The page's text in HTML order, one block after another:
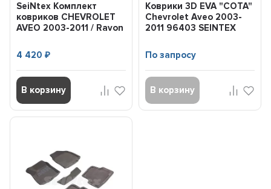
SeiNtex Комплект
ковриков CHEVROLET
AVEO 2003-2011 / Ravon
4 420₽
В корзину
Коврики 3D EVA "СОТА"
Chevrolet Aveo 2003-
2011 96403 SEINTEX
По запросу
В корзину